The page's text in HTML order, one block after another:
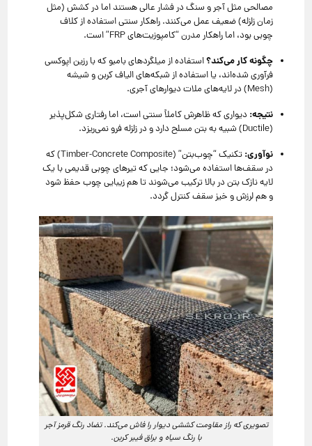
مصالحی مثل آجر و سنگ در فشار عالی هستند اما در کشش (مثل
زمان زلزله) ضعیف عمل می‌کنند. راهکار سنتی استفاده از کلاف
چوبی بود، اما راهکار مدرن “کامپوزیت‌های FRP” است.
چگونه کار می‌کند؟استفاده از میلگردهای بامبو که با رزین اپوکسی
فرآوری شده‌اند، یا استفاده از شبکه‌های الیاف کربن و شیشه
(Mesh) در لایه‌های ملات دیوارهای آجری.
نتیجه: دیواری که ظاهرش کاملاً سنتی است، اما رفتاری شکل‌پذیر
(Ductile) شبیه به بتن مسلح دارد و در زلزله فرو نمی‌ریزد.
نوآوری:
تکنیک “چوب‌بتن” (Timber-Concrete Composite) که
در سقف‌ها استفاده می‌شود؛ جایی که تیرهای چوبی قدیمی با یک
لایه نازک بتن در بالا ترکیب می‌شوند تا هم زیبایی چوب حفظ شود
و هم لرزش و خیز سقف کنترل گردد.
تصویری که راز مقاومت کششی دیوار را فاش می‌کند. تضاد رنگ قرمز آجر
با رنگ سیاه و براق فیبر کربن.